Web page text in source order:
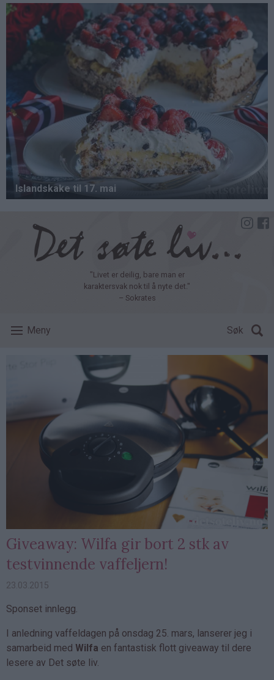
Hopp
hovedinnhold
"Livet er deilig, bare man er
karaktersvak nok til å nyte det."
– Sokrates
Meny Søk
Giveaway: Wilfa gir bort 2 stk av
testvinnende vaffeljern!
23.03.2015
Sponset innlegg.
I anledning vaffeldagen på onsdag 25. mars, lanserer jeg i
samarbeid med Wilfa en fantastisk flott giveaway til dere
lesere av Det søte liv.